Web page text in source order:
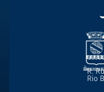
R.
Rio